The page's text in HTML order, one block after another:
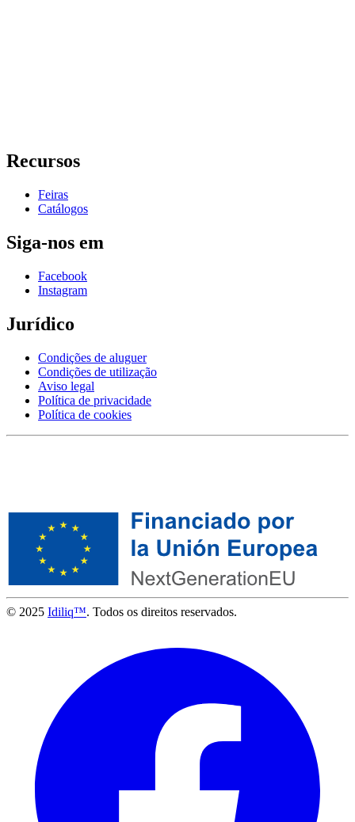
Recursos
Feiras
Catálogos
Siga-nos em
Facebook
Instagram
Jurídico
Condições de aluguer
Condições de utilização
Aviso legal
Política de privacidade
Política de cookies
© 2025 Idiliq™. Todos os direitos reservados.